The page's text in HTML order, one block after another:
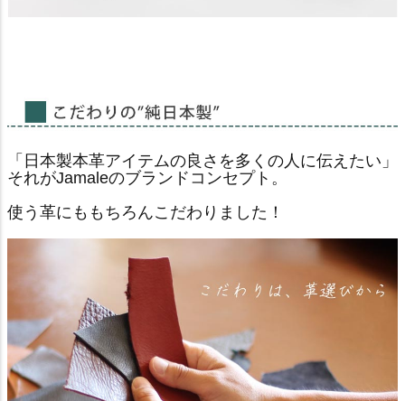
「日本製本革アイテムの良さを多くの人に伝えたい」
それがJamaleのブランドコンセプト。
使う革にももちろんこだわりました！